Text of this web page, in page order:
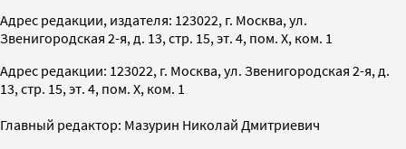
Адрес редакции, издателя: 123022, г. Москва, ул.
Звенигородская 2-я, д. 13, стр. 15, эт. 4, пом. X, ком. 1
Адрес редакции: 123022, г. Москва, ул. Звенигородская 2-я, д.
13, стр. 15, эт. 4, пом. X, ком. 1
Главный редактор: Мазурин Николай Дмитриевич